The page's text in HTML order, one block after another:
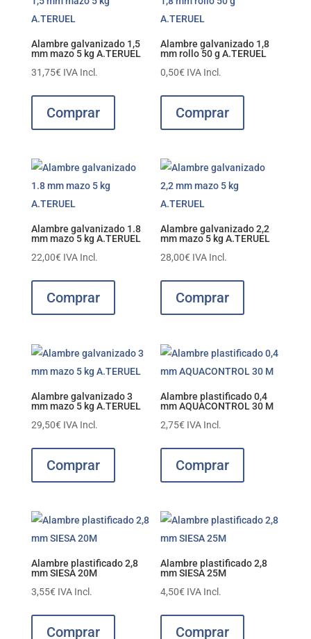
Alambre galvanizado 1,5
mm mazo 5 kg A.TERUEL
31,75€ IVA Incl.
Comprar
Alambre galvanizado 1,8
mm rollo 50 g A.TERUEL
0,50€ IVA Incl.
Comprar
Alambre galvanizado 1.8
mm mazo 5 kg A.TERUEL
22,00€ IVA Incl.
Comprar
Alambre galvanizado 2,2
mm mazo 5 kg A.TERUEL
28,00€ IVA Incl.
Comprar
Alambre galvanizado 3
mm mazo 5 kg A.TERUEL
29,50€ IVA Incl.
Comprar
Alambre plastificado 0,4
mm AQUACONTROL 30 M
2,75€ IVA Incl.
Comprar
Alambre plastificado 2,8
mm SIESA 20M
3,55€ IVA Incl.
Comprar
Alambre plastificado 2,8
mm SIESA 25M
4,50€ IVA Incl.
Comprar